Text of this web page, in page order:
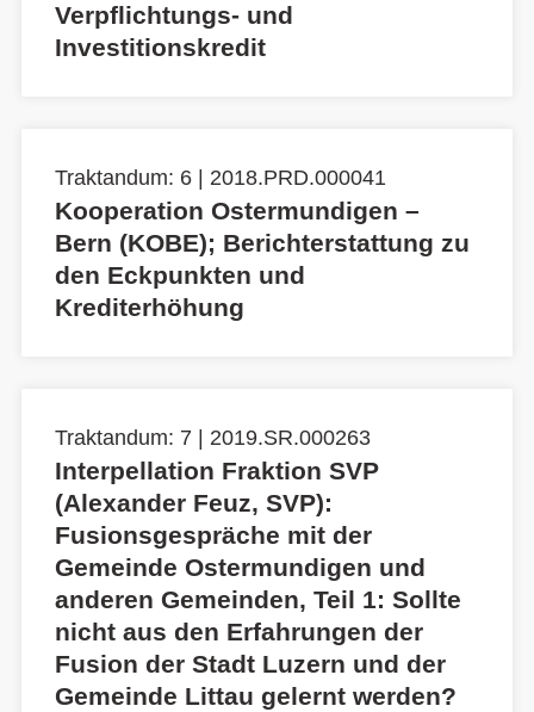
Verpflichtungs- und
Investitionskredit
Traktandum: 6 | 2018.PRD.000041
Kooperation Ostermundigen –
Bern (KOBE); Berichterstattung zu
den Eckpunkten und
Krediterhöhung
Traktandum: 7 | 2019.SR.000263
Interpellation Fraktion SVP
(Alexander Feuz, SVP):
Fusionsgespräche mit der
Gemeinde Ostermundigen und
anderen Gemeinden, Teil 1: Sollte
nicht aus den Erfahrungen der
Fusion der Stadt Luzern und der
Gemeinde Littau gelernt werden?